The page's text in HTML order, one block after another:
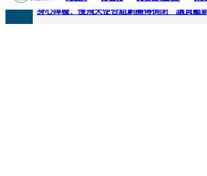
快訊